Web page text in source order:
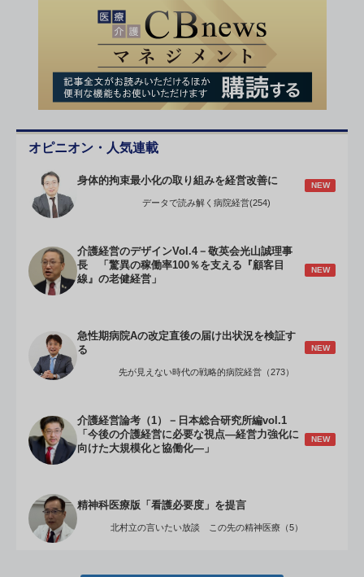
オピニオン・人気連載
身体的拘束最小化の取り組みを経営改善に NEW
データで読み解く病院経営(254)
介護経営のデザインVol.4－敬英会光山誠理事
長 「驚異の稼働率100％を支える『顧客目
線』の老健経営」
NEW
急性期病院Aの改定直後の届け出状況を検証す
る
NEW
先が見えない時代の戦略的病院経営（273）
介護経営論考（1）－日本総合研究所編vol.1
「今後の介護経営に必要な視点―経営力強化に
向けた大規模化と協働化―」
NEW
精神科医療版「看護必要度」を提言
北村立の言いたい放談 この先の精神医療（5）